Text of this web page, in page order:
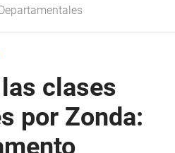
clases
por Zonda: